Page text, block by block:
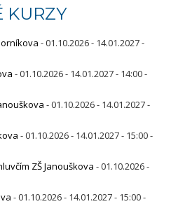
KURZY
- 01.10.2026 - 14.01.2027 -
- 01.10.2026 - 14.01.2027 - 14:00 -
- 01.10.2026 - 14.01.2027 -
- 01.10.2026 - 14.01.2027 - 15:00 -
ZŠ Janouškova - 01.10.2026 -
- 01.10.2026 - 14.01.2027 - 15:00 -